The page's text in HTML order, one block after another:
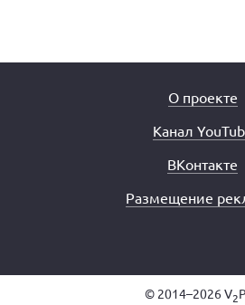
О проекте
Канал
ВКонтакте
Размещение
© 2014–2026 V2